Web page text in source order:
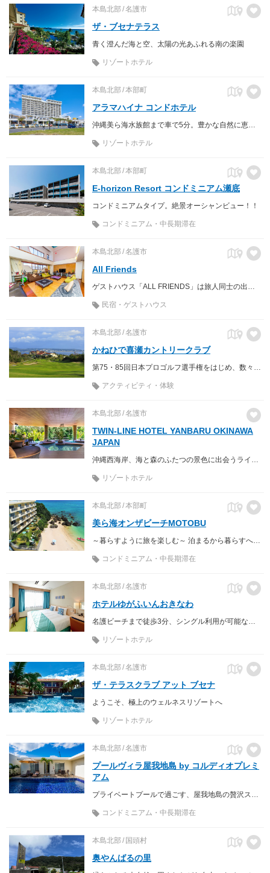
本島北部 名護市
ザ・ブセナテラス
青く澄んだ海と空、太陽の光あふれる南の楽園
リゾートホテル
本島北部 本部町
アラマハイナ コンドホテル
沖縄美ら海水族館まで車で5分。豊かな自然に恵まれた場所、沖縄北部に位置する「アラマハイナ コンドホテル」は開放感を愉しむリゾートホテルです。
リゾートホテル
本島北部 本部町
E-horizon Resort コンドミニアム瀬底
コンドミニアムタイプ。絶景オーシャンビュー！！
コンドミニアム・中長期滞在
本島北部 名護市
All Friends
民宿・ゲストハウス
本島北部 名護市
かねひで喜瀬カントリークラブ
アクティビティ・体験
本島北部 名護市
TWIN-LINE HOTEL YANBARU OKINAWA
JAPAN
リゾートホテル
本島北部 本部町
美ら海オンザビーチMOTOBU
～暮らすように旅を楽しむ～ 泊まるから暮らすへコンドミニアムステイ
コンドミニアム・中長期滞在
本島北部 名護市
ホテルゆがふいんおきなわ
リゾートホテル
本島北部 名護市
ザ・テラスクラブ アット ブセナ
ようこそ、極上のウェルネスリゾートへ
リゾートホテル
本島北部 名護市
プールヴィラ屋我地島 by コルディオプレミ
アム
コンドミニアム・中長期滞在
本島北部 国頭村
奥やんばるの里